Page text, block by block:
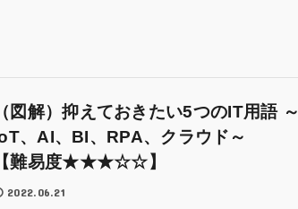
図解）抑えておきたい5つのIT用語 ～
、AI、BI、RPA、クラウド～
難易度★★★☆☆】
2022.06.21